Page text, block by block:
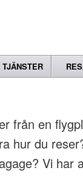
TJÄNSTER
från en
hur du
Vi har